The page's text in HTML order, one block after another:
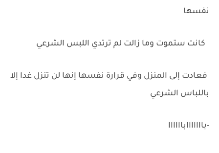
نفسها
‏ ‏كانت ستموت وما زالت لم ترتدي اللبس الشرعي
‏فعادت إلى المنزل وفي قرارة نفسها إنها لن تنزل غدا إلا
باللباس الشرعي
-باااااااباااااا